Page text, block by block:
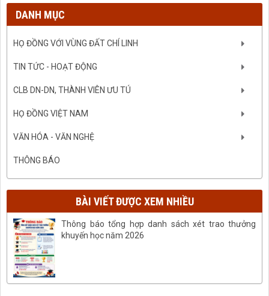
DANH MỤC
HỌ ĐỒNG VỚI VÙNG ĐẤT CHÍ LINH
TIN TỨC - HOẠT ĐỘNG
CLB DN-DN, THÀNH VIÊN ƯU TÚ
HỌ ĐỒNG VIỆT NAM
VĂN HÓA - VĂN NGHỆ
THÔNG BÁO
BÀI VIẾT ĐƯỢC XEM NHIỀU
Thông báo tổng hợp danh sách xét trao thưởng
khuyến học năm 2026